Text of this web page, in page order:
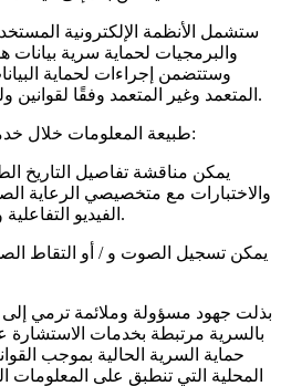
ستشمل الأنظمة الإلكترونية
والبرمجيات لحماية سرية بيانات
وستتضمن إجراءات لحماية
المتعمد وغير المتعمد وفقًا لقوانين ولوائح الإمارات العربية المتحدة.
طبيعة المعلومات خلال خدمة الاستشارة الصحية عن بعد:
يمكن مناقشة تفاصيل التاريخ
والاختبارات مع متخصيصي الرعاية
الفيديو التفاعلية وتكنولوجيا الصوت والاتصالات.
يمكن تسجيل الصوت و / أو التقاط
بذلت جهود مسؤولة وملائمة ترمي
بالسرية مرتبطة بخدمات
حماية السرية الحالية بموجب
المحلية التي تنطبق على